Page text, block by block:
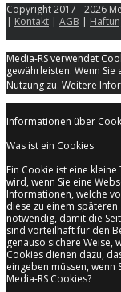
Copyright 2017 - 2026
| Kontakt | AGB |
Media-RS verwendet
gewährleisten. Wenn
Nutzung zu. Weitere
Informationen über
Was ist ein Cookies
Ein Cookie ist eine
wird, wenn Sie eine
Informationen, welche
diese zu einem
notwendig, damit die
sind vorteilhaft für den
genauso sichere Weise,
Cookies dienen dazu,
eingeben müssen, wenn
Media-RS Cookies?